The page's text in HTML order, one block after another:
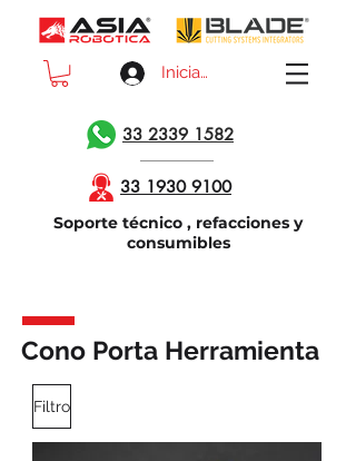
Iniciar sesión
33 2339 1582
33 1930 9100
Soporte técnico , refacciones y
consumibles
Cono Porta Herramienta
Filtro